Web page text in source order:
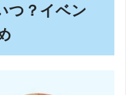
つ？イベン